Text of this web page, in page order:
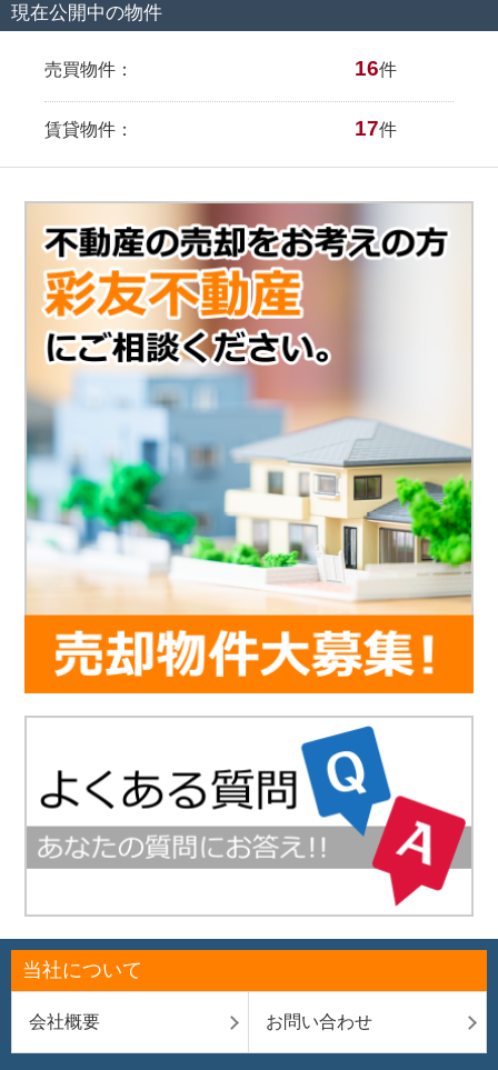
現在公開中の物件
売買物件： 16件
賃貸物件： 17件
当社について
会社概要 お問い合わせ